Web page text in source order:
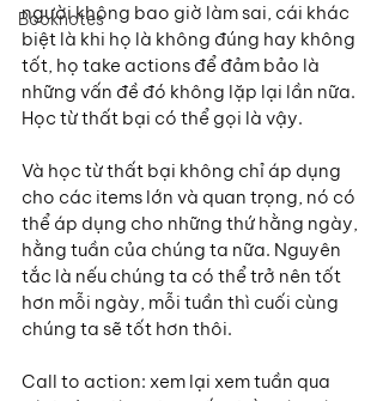
Booknotes
người không bao giờ làm sai, cái khác
biệt là khi họ là không đúng hay không
tốt, họ take actions để đảm bảo là
những vấn đề đó không lặp lại lần nữa.
Học từ thất bại có thể gọi là vậy.
Và học từ thất bại không chỉ áp dụng
cho các items lớn và quan trọng, nó có
thể áp dụng cho những thứ hằng ngày,
hằng tuần của chúng ta nữa. Nguyên
tắc là nếu chúng ta có thể trở nên tốt
hơn mỗi ngày, mỗi tuần thì cuối cùng
chúng ta sẽ tốt hơn thôi.
Call to action: xem lại xem tuần qua